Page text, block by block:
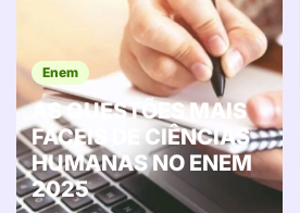
Enem
AS QUESTÕES MAIS
FÁCEIS DE CIÊNCIAS
HUMANAS NO ENEM
2025